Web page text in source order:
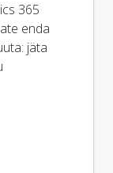
365
enda
jäta